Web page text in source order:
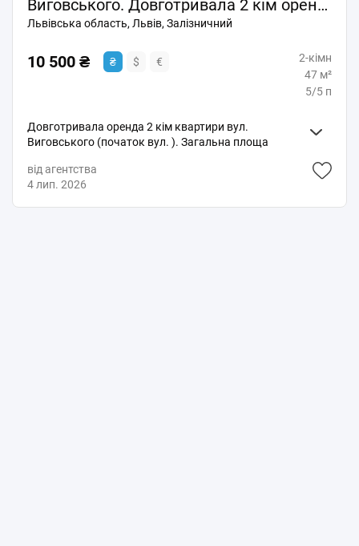
Виговського. Довготривала 2 кім оренда. Львів
Львівська область, Львів, Залізничний
10 500 ₴ ₴ $ €
2-кімн
47 м²
5/5 п
Довготривала оренда 2 кім квартири вул.
Виговського (початок вул. ). Загальна площа
Центральне опалення. Чудова інфраструктура і
транспортна розв'язка. Є відео
від агентства
4 лип. 2026